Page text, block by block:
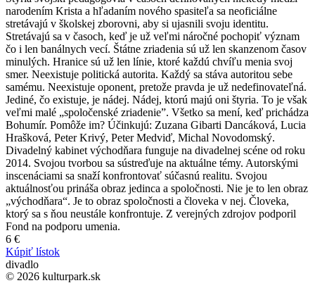
narodením Krista a hľadaním nového spasiteľa sa neoficiálne
stretávajú v školskej zborovni, aby si ujasnili svoju identitu.
Stretávajú sa v časoch, keď je už veľmi náročné pochopiť význam
čo i len banálnych vecí. Štátne zriadenia sú už len skanzenom časov
minulých. Hranice sú už len línie, ktoré každú chvíľu menia svoj
smer. Neexistuje politická autorita. Každý sa stáva autoritou sebe
samému. Neexistuje oponent, pretože pravda je už nedefinovateľná.
Jediné, čo existuje, je nádej. Nádej, ktorú majú oni štyria. To je však
veľmi malé „spoločenské zriadenie”. Všetko sa mení, keď prichádza
Bohumír. Pomôže im? Účinkujú: Zuzana Gibarti Dancáková, Lucia
Hrašková, Peter Krivý, Peter Medviď, Michal Novodomský.
Divadelný kabinet východňara funguje na divadelnej scéne od roku
2014. Svojou tvorbou sa sústreďuje na aktuálne témy. Autorskými
inscenáciami sa snaží konfrontovať súčasnú realitu. Svojou
aktuálnosťou prináša obraz jedinca a spoločnosti. Nie je to len obraz
„východňara“. Je to obraz spoločnosti a človeka v nej. Človeka,
ktorý sa s ňou neustále konfrontuje. Z verejných zdrojov podporil
Fond na podporu umenia.
6 €
Kúpiť lístok
divadlo
© 2026 kulturpark.sk